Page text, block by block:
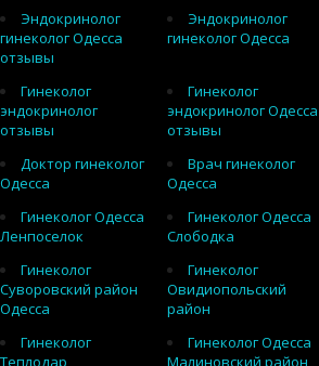
Эндокринолог
гинеколог Одесса
отзывы
Эндокринолог
гинеколог Одесса
Гинеколог
эндокринолог
отзывы
Гинеколог
эндокринолог Одесса
отзывы
Доктор гинеколог
Одесса
Врач гинеколог
Одесса
Гинеколог Одесса
Ленпоселок
Гинеколог Одесса
Слободка
Гинеколог
Суворовский район
Одесса
Гинеколог
Овидиопольский
район
Гинеколог
Теплодар
Гинеколог Одесса
Малиновский район